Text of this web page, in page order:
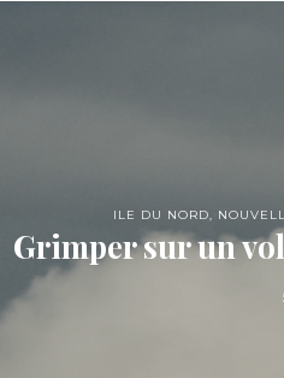
ILE DU NORD,
Grimper sur un